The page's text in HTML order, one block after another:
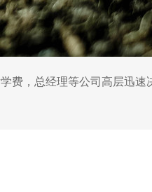
费，总经理等公司高层迅速